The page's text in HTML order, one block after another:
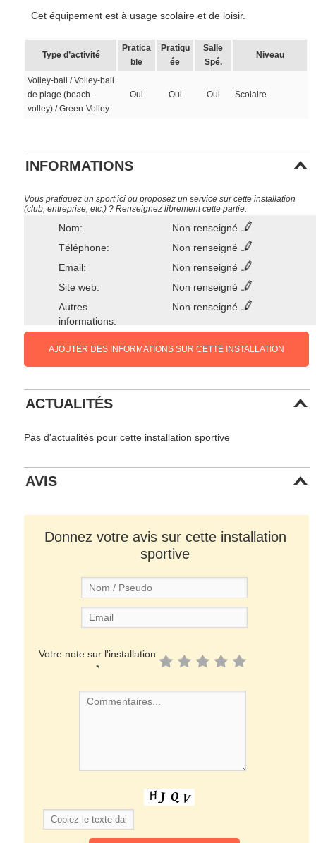
Cet équipement est à usage scolaire et de loisir.
Type d’activité
Pratica
ble
Pratiqu
ée
Salle
Spé.
Niveau
Volley-ball / Volley-ball
de plage (beach-
volley) / Green-Volley
Oui Oui Oui Scolaire
INFORMATIONS
Vous pratiquez un sport ici ou proposez un service sur cette installation
(club, entreprise, etc.) ? Renseignez librement cette partie.
Nom:
Non renseigné
Téléphone:
Non renseigné
Email:
Non renseigné
Site web:
Non renseigné
Autres
informations:
Non renseigné
AJOUTER DES INFORMATIONS SUR CETTE INSTALLATION
ACTUALITÉS
Pas d'actualités pour cette installation sportive
AVIS
Donnez votre avis sur cette installation
sportive
Votre note sur l'installation
*